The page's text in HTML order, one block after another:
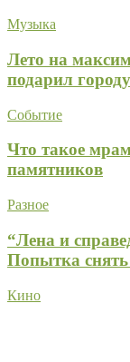
Музыка
Лето на
подарил
Событие
Что такое
памятников
Разное
“Лена и
Попытка
Кино